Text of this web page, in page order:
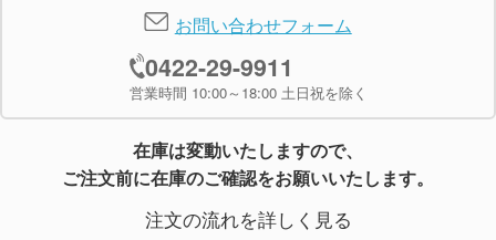
日常生活で使う機会が多く、ギフトアイテムとして
も人気のタオル。この記事では素材ごとの特徴や、
印刷加工に適した素材はどんなものかなどをランキ
ングも交えてご紹介します。ノベルティコラム「ほ
しい!ノベルティラボ」で公開中です。
2025/04/23 商品ページ・注文フォーム・商品絞
込検索がリニューアルしました！
お問い合わせフォーム
0422-29-9911
営業時間 10:00～18:00 土日祝を除く
在庫は変動いたしますので、
ご注文前に在庫のご確認をお願いいたします。
注文の流れを詳しく見る